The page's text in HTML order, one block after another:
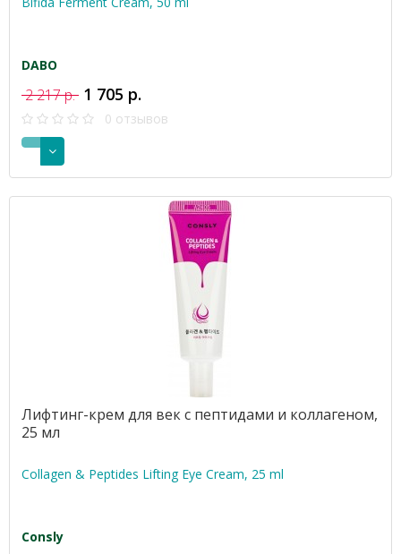
DABO
2 217 р. 1 705 р.
0 отзывов
Лифтинг-крем для век с пептидами и коллагеном,
25 мл
Collagen & Peptides Lifting Eye Cream, 25 ml
Consly